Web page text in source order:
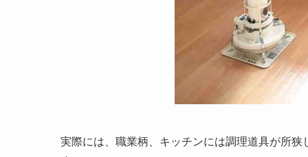
実際には、職業柄、キッチンには調理道具が所